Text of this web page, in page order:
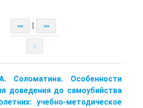
<< >>
↑
Соломатина. Особенности
доведения до самоубийства
учебно-методическое